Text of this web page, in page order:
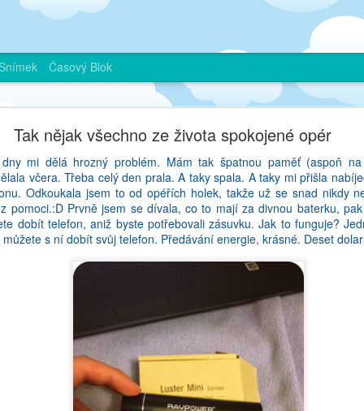
Tak nějak všechno ze života spokojené opér
mi dělá hrozný problém. Mám tak špatnou paměť (aspoň
včera. Třeba celý den prala. A taky spala. A taky mi přišla
Odkoukala jsem to od opéřích holek, takže už se snad nikdy
pomoci.:D Prvně jsem se dívala, co to mají za divnou baterku,
dobít telefon, aniž byste potřebovali zásuvku. Jak to funguje?
s ní dobít svůj telefon. Předávání energie, krásné. Deset
Snímek Časový Blok
Je mozne nemluvit plynule zadnym jazykem?
vam nevim. Pamatuju si, jak blog byl mym dobrym pritelem ve
stvalo, ale taky se podelit o zajimavosti, na ktere jsem pri sve
- pokud vas nikdo necte, delate neco spatne. A mozna proto
casto velice lina si sednout a neco napsat, a ke konci uz mi to
tim, ze jsem si rikala, proc investuju tolik casu do neceho, z ceho
soukromy zivot na verejnost? Jenze to nebyla pravda, a asi
Protoze muj cesky notebook uz davno nefunguje, pisu na
na psani bez hacku a carek. Ja uz cesky skoro nemluvim, a vlastne
vsechno delam v anglictine. Ale co delam v cestine? Knihy
vsechna skripta (nebo jak se tem knizkam na uceni rika - napadly
slabikar). Ceska media nesleduju vubec. Pysna na to
nezajima (nedavno jsem otevrela webovou stranku Blesku a
pres den prohodim par zprav, prectu si par ceskych statusu na
ze je to frajerina, a ze machruju (a jestli jo, tak je mi to srdecne
je takova, ze se mi cestina vytraci z hlavy. Na druhou stranu,